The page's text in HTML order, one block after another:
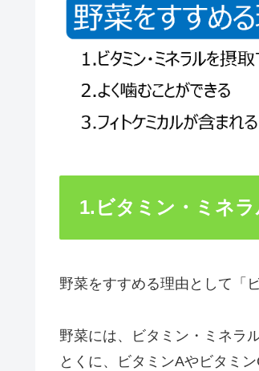
1.ビタミン・ミネ
野菜をすすめる理由として「
野菜には、ビタミン・ミネラ
とくに、ビタミンAやビタミ